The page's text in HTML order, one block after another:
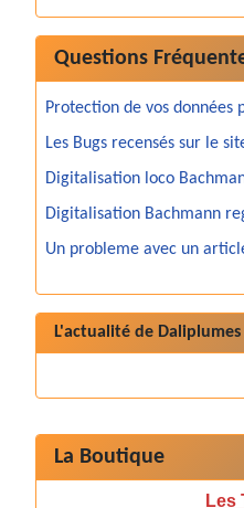
La Boutique
Les
Questions
Protection de vos données
Les Bugs recensés sur le
Digitalisation loco
Digitalisation Bachmann
Un probleme avec un
L'actualité de Daliplumes